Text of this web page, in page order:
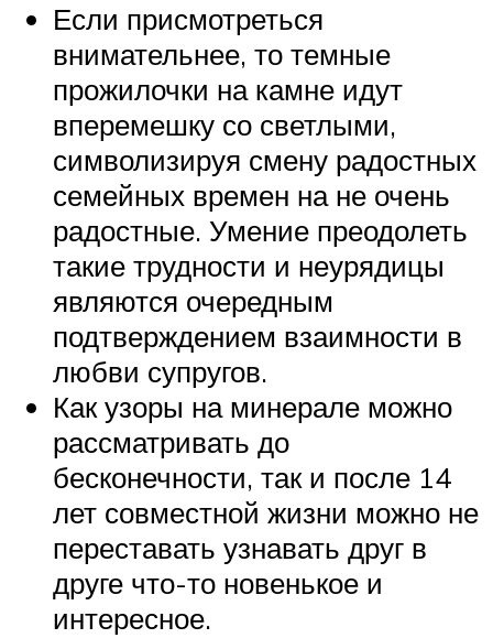
Если присмотреться
внимательнее, то темные
прожилочки на камне идут
вперемешку со светлыми,
символизируя смену радостных
семейных времен на не очень
радостные. Умение преодолеть
такие трудности и неурядицы
являются очередным
подтверждением взаимности в
любви супругов.
Как узоры на минерале можно
рассматривать до
бесконечности, так и после 14
лет совместной жизни можно не
переставать узнавать друг в
друге что-то новенькое и
интересное.